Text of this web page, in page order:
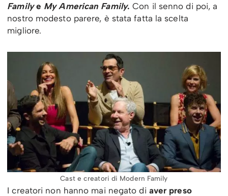
Familye My American Family. Con il senno di poi, a
nostro modesto parere, è stata fatta la scelta
migliore.
Cast e creatori di Modern Family
I creatori non hanno mai negato di aver preso